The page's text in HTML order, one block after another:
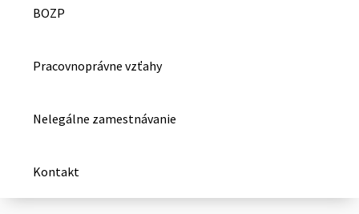
BOZP
Pracovnoprávne vzťahy
Nelegálne zamestnávanie
Kontakt